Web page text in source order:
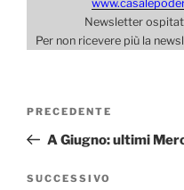
Newsletter
Per non ricevere più la
Articolo
precedente:
PRECEDENTE
A Giugno: ultimi
Articolo
SUCCESSIVO